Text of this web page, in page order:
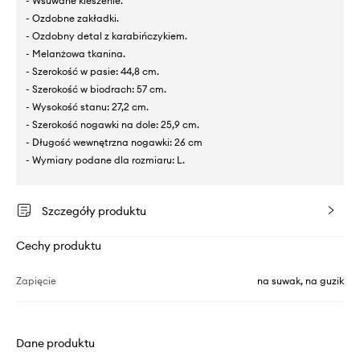
- Ozdobne zakładki.
- Ozdobny detal z karabińczykiem.
- Melanżowa tkanina.
- Szerokość w pasie: 44,8 cm.
- Szerokość w biodrach: 57 cm.
- Wysokość stanu: 27,2 cm.
- Szerokość nogawki na dole: 25,9 cm.
- Długość wewnętrzna nogawki: 26 cm
- Wymiary podane dla rozmiaru: L.
Szczegóły produktu
Cechy produktu
Zapięcie na suwak, na guzik
Dane produktu